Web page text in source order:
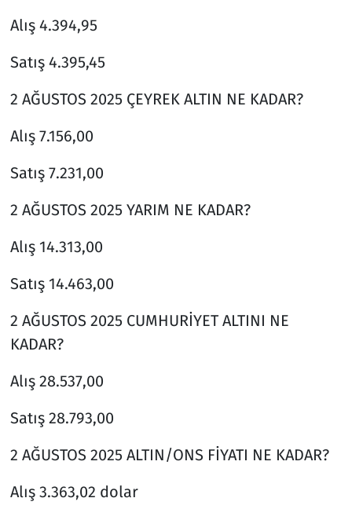
Alış 4.394,95
Satış 4.395,45
2 AĞUSTOS 2025 ÇEYREK ALTIN NE KADAR?
Alış 7.156,00
Satış 7.231,00
2 AĞUSTOS 2025 YARIM NE KADAR?
Alış 14.313,00
Satış 14.463,00
2 AĞUSTOS 2025 CUMHURİYET ALTINI NE
KADAR?
Alış 28.537,00
Satış 28.793,00
2 AĞUSTOS 2025 ALTIN/ONS FİYATI NE KADAR?
Alış 3.363,02 dolar